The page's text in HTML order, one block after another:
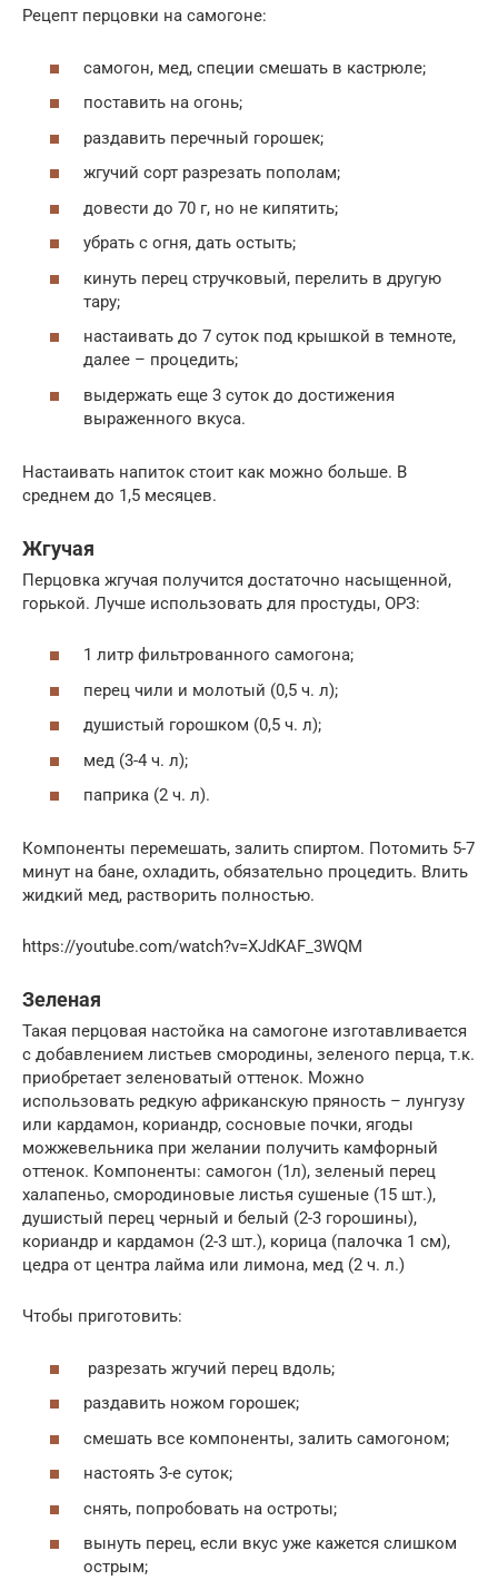
Рецепт перцовки на самогоне:
самогон, мед, специи смешать в кастрюле;
поставить на огонь;
раздавить перечный горошек;
жгучий сорт разрезать пополам;
довести до 70 г, но не кипятить;
убрать с огня, дать остыть;
кинуть перец стручковый, перелить в другую
тару;
настаивать до 7 суток под крышкой в темноте,
далее – процедить;
выдержать еще 3 суток до достижения
выраженного вкуса.
Настаивать напиток стоит как можно больше. В
среднем до 1,5 месяцев.
Жгучая
Перцовка жгучая получится достаточно насыщенной,
горькой. Лучше использовать для простуды, ОРЗ:
1 литр фильтрованного самогона;
перец чили и молотый (0,5 ч. л);
душистый горошком (0,5 ч. л);
мед (3-4 ч. л);
паприка (2 ч. л).
Компоненты перемешать, залить спиртом. Потомить 5-7
минут на бане, охладить, обязательно процедить. Влить
жидкий мед, растворить полностью.
https://youtube.com/watch?v=XJdKAF_3WQM
Зеленая
Такая перцовая настойка на самогоне изготавливается
с добавлением листьев смородины, зеленого перца, т.к.
приобретает зеленоватый оттенок. Можно
использовать редкую африканскую пряность – лунгузу
или кардамон, кориандр, сосновые почки, ягоды
можжевельника при желании получить камфорный
оттенок. Компоненты: самогон (1л), зеленый перец
халапеньо, смородиновые листья сушеные (15 шт.),
душистый перец черный и белый (2-3 горошины),
кориандр и кардамон (2-3 шт.), корица (палочка 1 см),
цедра от центра лайма или лимона, мед (2 ч. л.)
Чтобы приготовить:
разрезать жгучий перец вдоль;
раздавить ножом горошек;
смешать все компоненты, залить самогоном;
настоять 3-е суток;
снять, попробовать на остроты;
вынуть перец, если вкус уже кажется слишком
острым;